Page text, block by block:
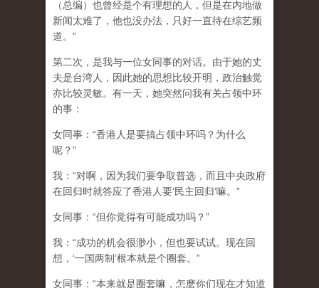
（总编）也曾经是个有理想的人，但是在内地做
新闻太难了，他也没办法，只好一直待在综艺频
道。”
第二次，是我与一位女同事的对话。由于她的丈
夫是台湾人，因此她的思想比较开明，政治触觉
亦比较灵敏。有一天，她突然问我有关占领中环
的事：
女同事：“香港人是要搞占领中环吗？为什么
呢？”
我：“对啊，因为我们要争取普选，而且中央政府
在回归时就答应了香港人要‘民主回归’嘛。”
女同事：“但你觉得有可能成功吗？”
我：“成功的机会很渺小，但也要试试。现在回
想，‘一国两制’根本就是个圈套。”
女同事：“本来就是圈套嘛，怎麽你们现在才知道